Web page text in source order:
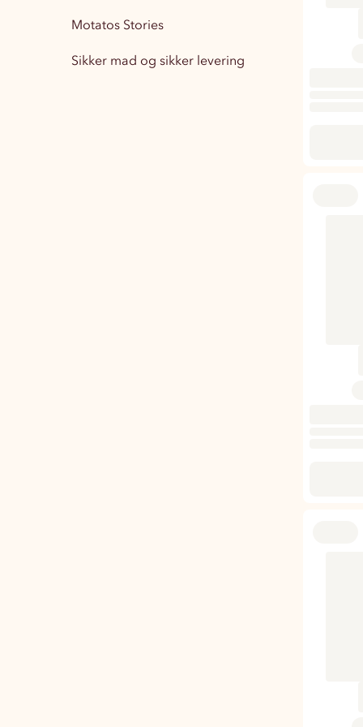
Boligindretning
Træningstøj Herre
Motatos Stories
Sikker mad og sikker levering